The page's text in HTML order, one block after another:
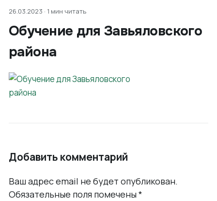
26.03.2023 · 1 мин читать
Обучение для Завьяловского
района
Добавить комментарий
Ваш адрес email не будет опубликован.
Обязательные поля помечены*